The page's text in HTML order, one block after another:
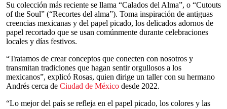
Su colección más reciente se llama “Calados del Alma”, o “Cutouts
of the Soul” (“Recortes del alma”). Toma inspiración de antiguas
creencias mexicanas y del papel picado, los delicados adornos de
papel recortado que se usan comúnmente durante celebraciones
locales y días festivos.
“Tratamos de crear conceptos que conecten con nosotros y
transmitan tradiciones que hagan sentir orgullosos a los
mexicanos”, explicó Rosas, quien dirige un taller con su hermano
Andrés cerca de Ciudad de México desde 2022.
“Lo mejor del país se refleja en el papel picado, los colores y las